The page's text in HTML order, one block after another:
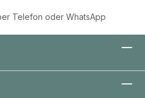
Telefon oder WhatsApp